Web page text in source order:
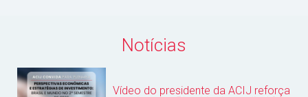
Notícias
Vídeo do presidente da ACIJ reforça